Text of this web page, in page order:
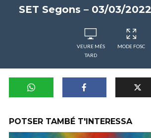
SET Segons – 03/03/
VEURE MÉS
TARD
MODE FOSC
POTSER TAMBÉ T'INTERESSA